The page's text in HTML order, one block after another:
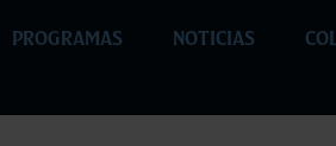
PROGRAMAS NOTICIAS